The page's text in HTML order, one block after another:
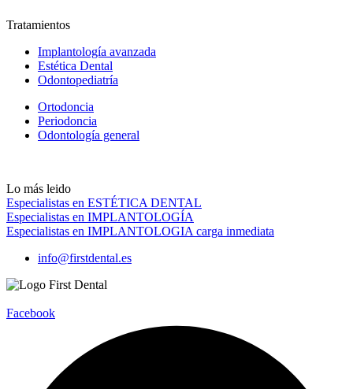
Tratamientos
Implantología avanzada
Estética Dental
Odontopediatría
Ortodoncia
Periodoncia
Odontología general
Lo más leido
Especialistas en ESTÉTICA DENTAL
Especialistas en IMPLANTOLOGÍA
Especialistas en IMPLANTOLOGIA carga inmediata
info@firstdental.es
Facebook